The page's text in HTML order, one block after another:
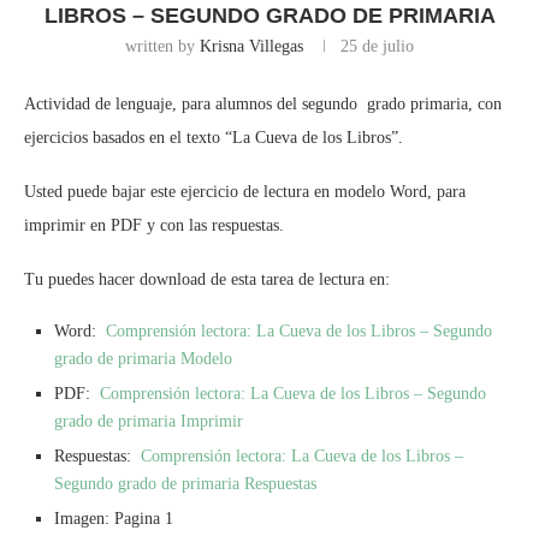
LIBROS – SEGUNDO GRADO DE PRIMARIA
written by Krisna Villegas 25 de julio
Actividad de lenguaje, para alumnos del segundo grado primaria, con
ejercicios basados en el texto “La Cueva de los Libros”.
Usted puede bajar este ejercicio de lectura en modelo Word, para
imprimir en PDF y con las respuestas.
Tu puedes hacer download de esta tarea de lectura en:
Word: Comprensión lectora: La Cueva de los Libros – Segundo
grado de primaria Modelo
PDF: Comprensión lectora: La Cueva de los Libros – Segundo
grado de primaria Imprimir
Respuestas: Comprensión lectora: La Cueva de los Libros –
Segundo grado de primaria Respuestas
Imagen: Pagina 1